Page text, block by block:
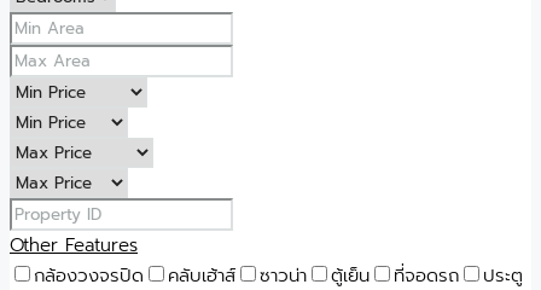
Other Features
กล้องวงจรปิด
คลับเฮ้าส์ ซาวน่า ตู้เย็น ที่จอดรถ
ประตู